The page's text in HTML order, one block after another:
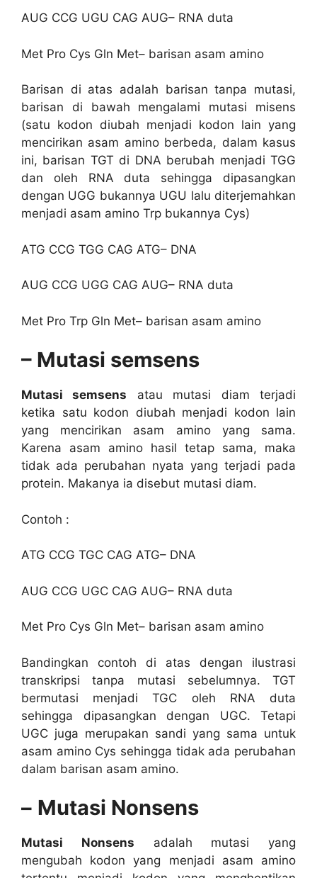
AUG CCG UGU CAG AUG– RNA duta
Met Pro Cys Gln Met– barisan asam amino
Barisan di atas adalah barisan tanpa mutasi,
barisan di bawah mengalami mutasi misens
(satu kodon diubah menjadi kodon lain yang
mencirikan asam amino berbeda, dalam kasus
ini, barisan TGT di DNA berubah menjadi TGG
dan oleh RNA duta sehingga dipasangkan
dengan UGG bukannya UGU lalu diterjemahkan
menjadi asam amino Trp bukannya Cys)
ATG CCG TGG CAG ATG– DNA
AUG CCG UGG CAG AUG– RNA duta
Met Pro Trp Gln Met– barisan asam amino
– Mutasi semsens
Mutasi semsens atau mutasi diam terjadi
ketika satu kodon diubah menjadi kodon lain
yang mencirikan asam amino yang sama.
Karena asam amino hasil tetap sama, maka
tidak ada perubahan nyata yang terjadi pada
protein. Makanya ia disebut mutasi diam.
Contoh :
ATG CCG TGC CAG ATG– DNA
AUG CCG UGC CAG AUG– RNA duta
Met Pro Cys Gln Met– barisan asam amino
Bandingkan contoh di atas dengan ilustrasi
transkripsi tanpa mutasi sebelumnya. TGT
bermutasi menjadi TGC oleh RNA duta
sehingga dipasangkan dengan UGC. Tetapi
UGC juga merupakan sandi yang sama untuk
asam amino Cys sehingga tidak ada perubahan
dalam barisan asam amino.
– Mutasi Nonsens
Mutasi Nonsens adalah mutasi yang
mengubah kodon yang menjadi asam amino